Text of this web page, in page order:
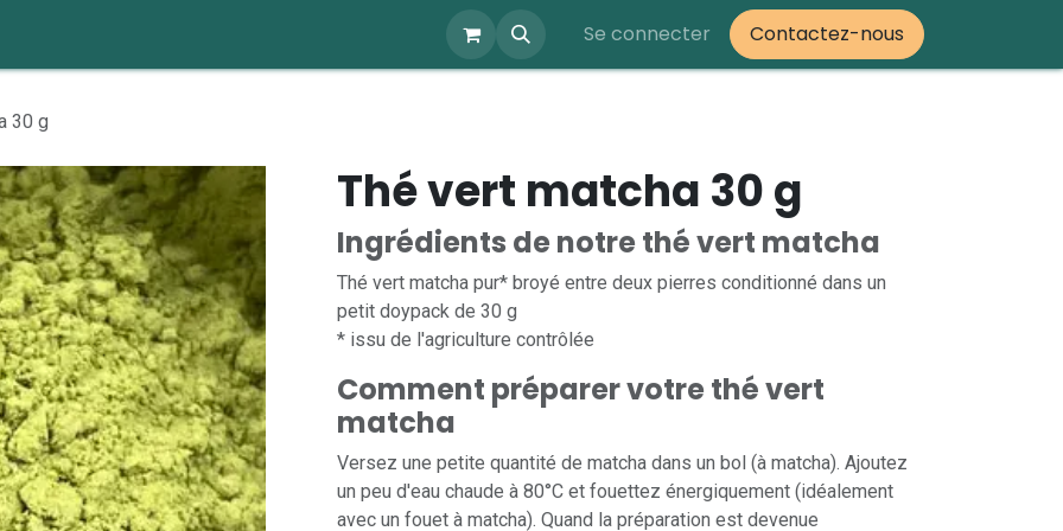
Se connecter Contactez-nous
30 g
Thé vert matcha 30 g
Ingrédients de notre thé vert matcha
Thé vert matcha pur* broyé entre deux pierres conditionné dans un
petit doypack de 30 g
* issu de l'agriculture contrôlée
Comment préparer votre thé vert
matcha
Versez une petite quantité de matcha dans un bol (à matcha). Ajoutez
un peu d'eau chaude à 80°C et fouettez énergiquement (idéalement
avec un fouet à matcha). Quand la préparation est devenue